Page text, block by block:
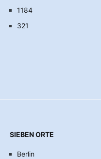
1184
321
SIEBEN ORTE
Berlin